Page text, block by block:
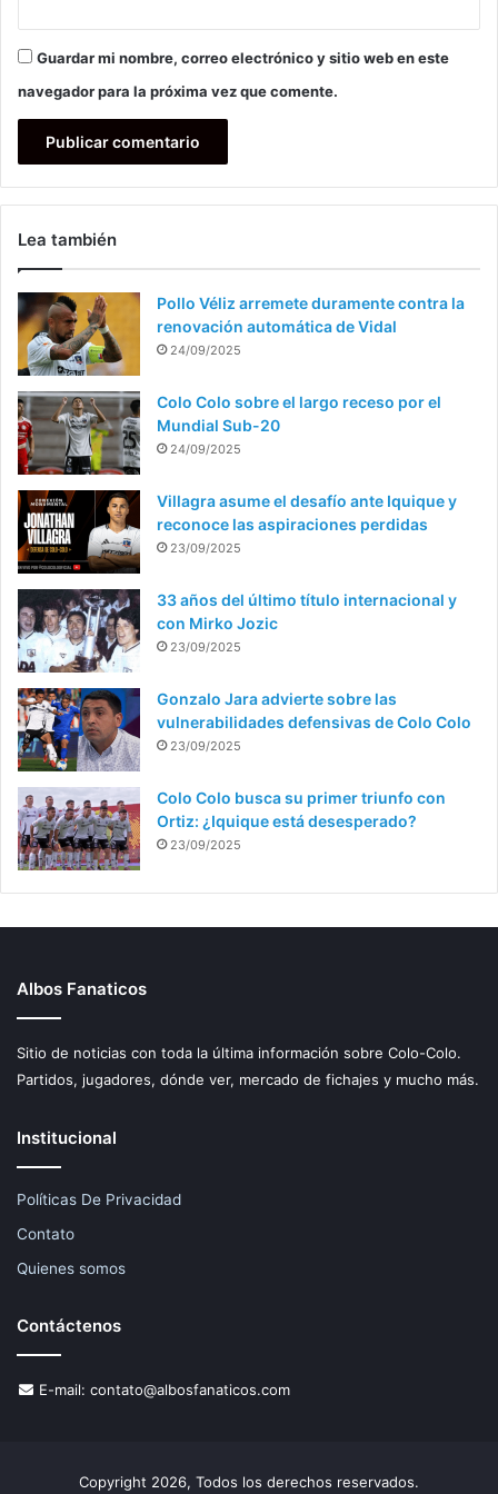
Guardar mi nombre, correo electrónico y sitio web en este
navegador para la próxima vez que comente.
Lea también
Pollo Véliz arremete duramente contra la
renovación automática de Vidal
24/09/2025
Colo Colo sobre el largo receso por el
Mundial Sub-20
24/09/2025
Villagra asume el desafío ante Iquique y
reconoce las aspiraciones perdidas
23/09/2025
33 años del último título internacional y
con Mirko Jozic
23/09/2025
Gonzalo Jara advierte sobre las
vulnerabilidades defensivas de Colo Colo
23/09/2025
Colo Colo busca su primer triunfo con
Ortiz: ¿Iquique está desesperado?
23/09/2025
Albos Fanaticos
Sitio de noticias con toda la última información sobre Colo-Colo.
Partidos, jugadores, dónde ver, mercado de fichajes y mucho más.
Institucional
Políticas De Privacidad
Contato
Quienes somos
Contáctenos
E-mail: contato@albosfanaticos.com
Copyright 2026, Todos los derechos reservados.